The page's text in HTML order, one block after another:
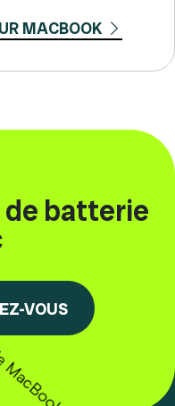
MACBOOK
batterie
VOUS